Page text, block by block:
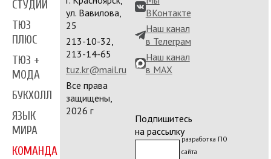
СТУДИИ
ТЮЗ
ПЛЮС
ТЮЗ +
МОДА
БУКХОЛЛ
ЯЗЫК
МИРА
КОМАНДА
ул. Вавилова,
25
213-10-32,
213-14-65
tuz.kr@mail.ru
Все права
защищены,
2026 г
ВКонтакте
Наш канал
в Телеграм
Наш канал
в MAX
Подпишитесь
на рассылку
разработка ПО
сайта